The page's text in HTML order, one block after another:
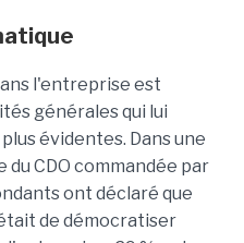
l'entreprise est
générales qui lui
évidentes. Dans une
CDO commandée par
ont déclaré que
de démocratiser